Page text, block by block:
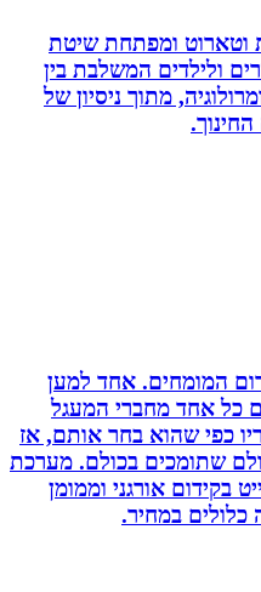
ומפתחת שיטת
ולילדים המשלבת בין
מתוך ניסיון של
המומחים. אחד למען
אחד מחברי המעגל
שהוא בחר אותם, אז
שתומכים בכולם. מערכת
אורגני וממומן
במחיר.